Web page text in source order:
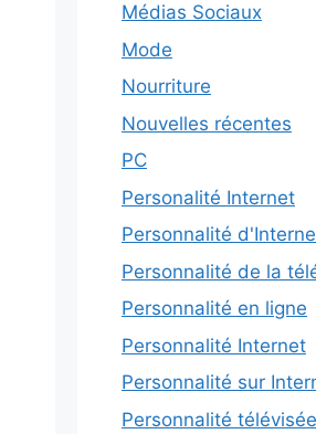
Médias Sociaux
Mode
Nourriture
Nouvelles récentes
PC
Personalité Internet
Personnalité
Personnalité de la
Personnalité en ligne
Personnalité Internet
Personnalité sur
Personnalité télévisée